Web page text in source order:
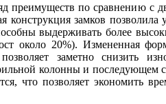
преимуществ по сравнению с
конструкция замков позволила
выдерживать более
около 20%). Измененная
заметно снизить
колонны и последующем
что позволяет экономить